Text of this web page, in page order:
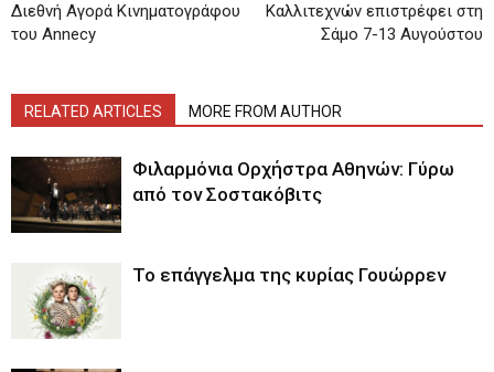
Διεθνή Αγορά Κινηματογράφου
του Annecy
Καλλιτεχνών επιστρέφει στη
Σάμο 7-13 Αυγούστου
RELATED ARTICLES MORE FROM AUTHOR
Φιλαρμόνια Ορχήστρα Αθηνών: Γύρω
από τον Σοστακόβιτς
Το επάγγελμα της κυρίας Γουώρρεν